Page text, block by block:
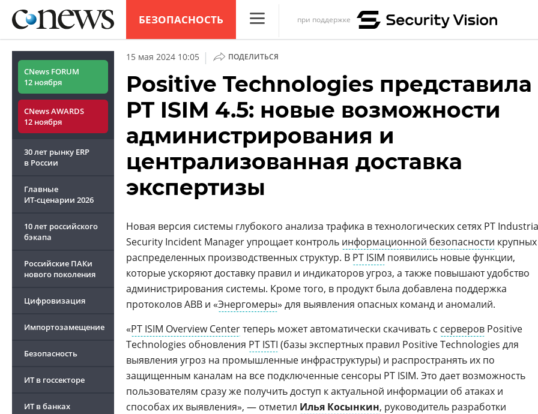
БЕЗОПАСНОСТЬ
Конференции
Маркет
Техника
ТВ
при поддержке
CNews FORUM
12 ноября
CNews AWARDS
12 ноября
30 лет рынку ERP
в России
Главные
ИТ-сценарии 2026
10 лет российского
бэкапа
Российские ПАКи
нового поколения
Цифровизация
Импортозамещение
Безопасность
ИТ в госсекторе
ИТ в банках
15 мая 2024 10:05 | ПОДЕЛИТЬСЯ
Positive Technologies представила
PT ISIM 4.5: новые возможности
администрирования и
централизованная доставка
экспертизы
Новая версия системы глубокого анализа трафика в технологических сетях PT
Security Incident Manager упрощает контроль информационной безопасности крупных
распределенных производственных структур. В PT ISIM появились новые функции,
которые ускоряют доставку правил и индикаторов угроз, а также повышают удобство
администрирования системы. Кроме того, в продукт была добавлена поддержка
протоколов АВВ и «Энергомеры» для выявления опасных команд и аномалий.
«PT ISIM Overview Centerтеперь может автоматически скачивать с серверов Positive
Technologies обновления PT ISTI (базы экспертных правил Positive Technologies для
выявления угроз на промышленные инфраструктуры) и распространять их по
защищенным каналам на все подключенные сенсоры PT ISIM. Это дает возможность
пользователям сразу же получить доступ к актуальной информации об атаках и
способах их выявления», — отметил Илья Косынкин, руководитель разработки